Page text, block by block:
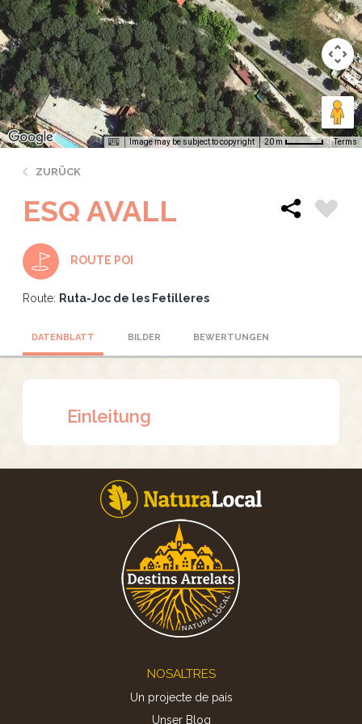
Image may be subject to copyright 20 m Terms
ZURÜCK
ESQ AVALL
ROUTE POI
Route: Ruta-Joc de les Fetilleres
DATENBLATT BILDER BEWERTUNGEN
Einleitung
NOSALTRES
Un projecte de país
Unser Blog